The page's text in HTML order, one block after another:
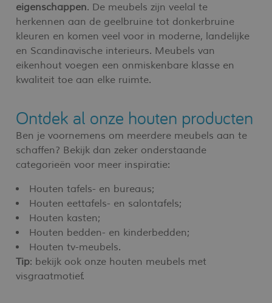
eigenschappen. De meubels zijn veelal te
herkennen aan de geelbruine tot donkerbruine
kleuren en komen veel voor in moderne, landelijke
en Scandinavische interieurs. Meubels van
eikenhout voegen een onmiskenbare klasse en
kwaliteit toe aan elke ruimte.
Ontdek al onze houten producten
Ben je voornemens om meerdere meubels aan te
schaffen? Bekijk dan zeker onderstaande
categorieën voor meer inspiratie:
Houten tafels- en bureaus;
Houten eettafels- en salontafels;
Houten kasten;
Houten bedden- en kinderbedden;
Houten tv-meubels.
Tip: bekijk ook onze houten meubels met
visgraatmotief.